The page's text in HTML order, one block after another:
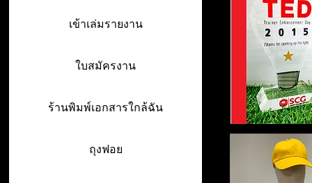
เข้าเล่มรายงาน
ใบสมัครงาน
ร้านพิมพ์เอกสารใกล้ฉัน
ถุงฟอย